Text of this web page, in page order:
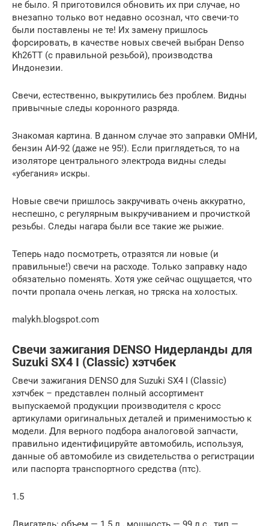
не было. Я приготовился обновить их при случае, но
внезапно только вот недавно осознал, что свечи-то
были поставлены не те! Их замену пришлось
форсировать, в качестве новых свечей выбран Denso
Kh26TT (с правильной резьбой), производства
Индонезии.
Свечи, естественно, выкрутились без проблем. Видны
привычные следы коронного разряда.
Знакомая картина. В данном случае это заправки ОМНИ,
бензин АИ-92 (даже не 95!). Если приглядеться, то на
изоляторе центрального электрода видны следы
«убегания» искры.
Новые свечи пришлось закручивать очень аккуратно,
неспешно, с регулярным выкручиванием и прочисткой
резьбы. Следы нагара были все такие же рыжие.
Теперь надо посмотреть, отразятся ли новые (и
правильные!) свечи на расходе. Только заправку надо
обязательно поменять. Хотя уже сейчас ощущается, что
почти пропала очень легкая, но тряска на холостых.
malykh.blogspot.com
Свечи зажигания DENSO Нидерланды для
Suzuki SX4 I (Classic) хэтчбек
Свечи зажигания DENSO для Suzuki SX4 I (Classic)
хэтчбек – представлен полный ассортимент
выпускаемой продукции производителя с кросс
артикулами оригинальных деталей и применимостью к
модели. Для верного подбора аналоговой запчасти,
правильно идентифицируйте автомобиль, используя,
данные об автомобиле из свидетельства о регистрации
или паспорта транспортного средства (птс).
1.5